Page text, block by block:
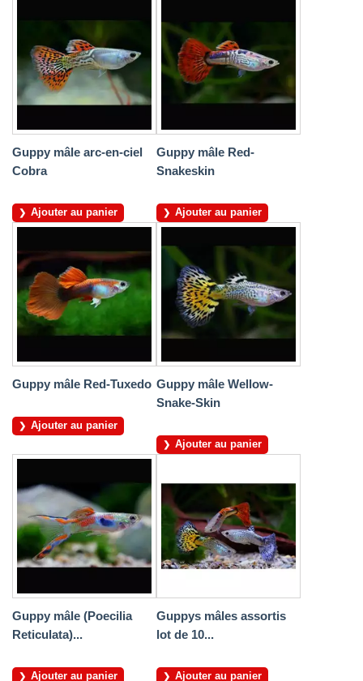
Guppy mâle arc-en-ciel
Cobra
Ajouter au panier
Guppy mâle Red-
Snakeskin
Ajouter au panier
Guppy mâle Red-Tuxedo
Ajouter au panier
Guppy mâle Wellow-
Snake-Skin
Ajouter au panier
Guppy mâle (Poecilia
Reticulata)...
Ajouter au panier
Guppys mâles assortis
lot de 10...
Ajouter au panier